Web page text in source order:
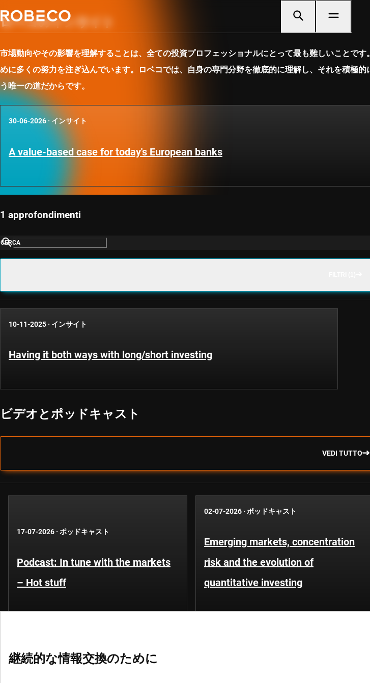
ロベコのインサイト
市場動向やその影響を理解することは、全ての投資プロフェッショナルにとって最も難しいことで
めに多くの努力を注ぎ込んでいます。ロベコでは、自身の専門分野を徹底的に理解し、それを積極
う唯一の道だからです。
30-06-2026 · インサイト
A value-based case for today's European banks
1 approfondimenti
CERCA
10-11-2025 · インサイト
Having it both ways with long/short investing
ビデオとポッドキャスト
VEDI TUTTO
17-07-2026 · ポッドキャスト
Podcast: In tune with the markets
– Hot stuff
02-07-2026 · ポッドキャスト
Emerging markets, concentration
risk and the evolution of
quantitative investing
継続的な情報交換のために